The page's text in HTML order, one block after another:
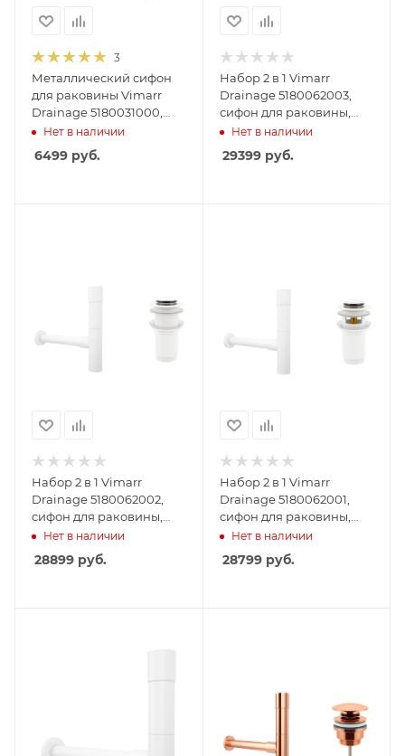
3
Металлический сифон
для раковины Vimarr
Drainage 5180031000,
хром
Нет в наличии
6499 руб.
Набор 2 в 1 Vimarr
Drainage 5180062003,
сифон для раковины,
донный клапан
универсальный,
матовый белый
Нет в наличии
29399руб.
Набор 2 в 1 Vimarr
Drainage 5180062002,
сифон для раковины,
донный клапан без
перелива, матовый
белый
Нет в наличии
28899 руб.
Набор 2 в 1 Vimarr
Drainage 5180062001,
сифон для раковины,
донный клапан с
переливом, матовый
белый
Нет в наличии
28799руб.